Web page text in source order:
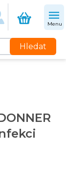
Menu
Hledat
- 500 ml
láhev 500 ml